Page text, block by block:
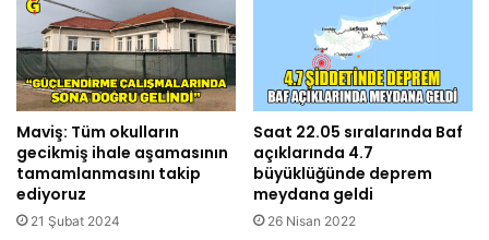
Maviş: Tüm okulların
gecikmiş ihale aşamasının
tamamlanmasını takip
ediyoruz
21 Şubat 2024
Saat 22.05 sıralarında Baf
açıklarında 4.7
büyüklüğünde deprem
meydana geldi
26 Nisan 2022